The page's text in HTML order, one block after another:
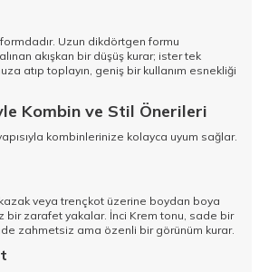
Uzun dikdörtgen formu
akışkan bir düşüş kurar; ister tek
atıp toplayın, geniş bir kullanım esnekliği
Kombin ve Stil Önerileri
kombinlerinize kolayca uyum sağlar.
veya trençkot üzerine boydan boya
bir zarafet yakalar. İnci Krem tonu, sade bir
zahmetsiz ama özenli bir görünüm kurar.